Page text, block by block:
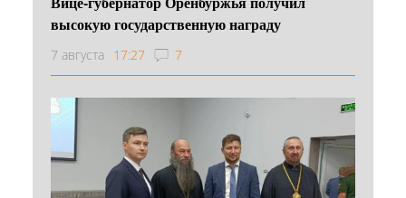
высокую государственную награду
7 августа 17:27 7